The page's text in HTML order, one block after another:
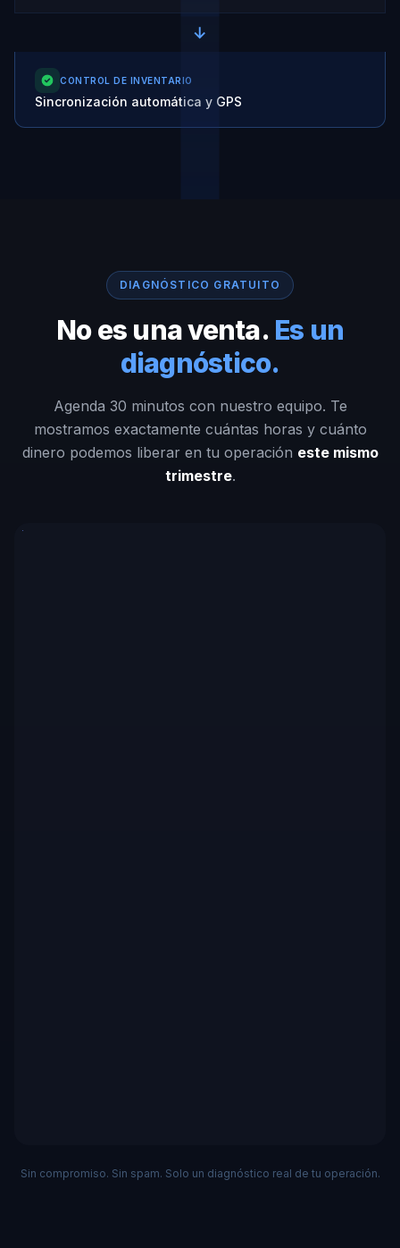
→
CONTROL DE INVENTARIO
Sincronización automática y GPS
DIAGNÓSTICO GRATUITO
No es una venta. Es un
diagnóstico.
Agenda 30 minutos con nuestro equipo. Te
mostramos exactamente cuántas horas y cuánto
dinero podemos liberar en tu operación este mismo
trimestre.
Sin compromiso. Sin spam. Solo un diagnóstico real de tu operación.